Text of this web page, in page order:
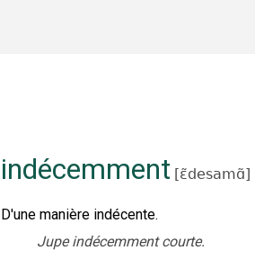
indécemment [ɛ̃desamɑ̃]
D'une manière indécente.
Jupe indécemment courte.